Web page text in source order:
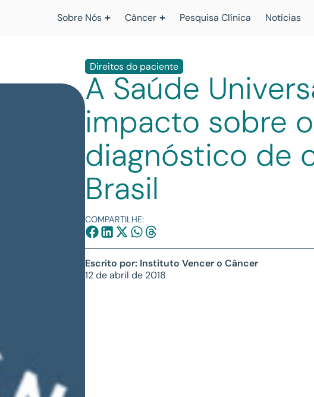
Sobre Nós Câncer Pesquisa Clínica Notícias
Direitos do paciente
A Saúde
impacto sobre o
diagnóstico de
Brasil
COMPARTILHE:
Escrito por: Instituto Vencer o Câncer
12 de abril de 2018